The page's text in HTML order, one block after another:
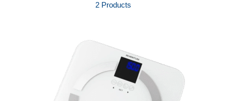
2 Products